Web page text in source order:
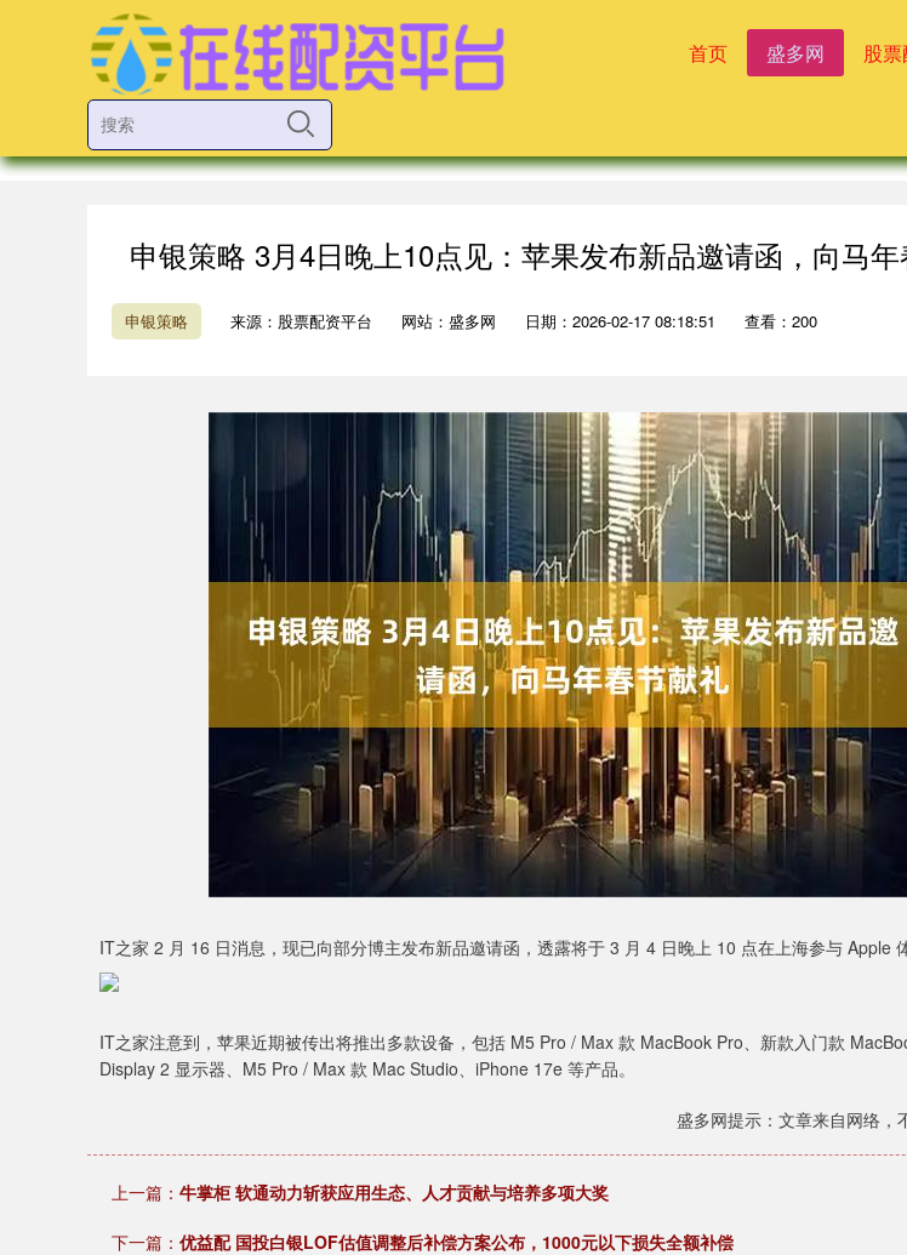
首页 盛多网 股
申银策略 3月4日晚上10点见：苹果发布新品邀请函，向马
申银策略 来源：股票配资平台 网站：盛多网 日期：2026-02-17 08:18:51 查看：200
IT之家 2 月 16 日消息，现已向部分博主发布新品邀请函，透露将于 3 月 4 日晚上 10 点在上海参与 Apple
IT之家注意到，苹果近期被传出将推出多款设备，包括 M5 Pro / Max 款 MacBook Pro、新款入门款
Display 2 显示器、M5 Pro / Max 款 Mac Studio、iPhone 17e 等产品。
盛多网提示：文章来自网络，
上一篇： 牛掌柜 软通动力斩获应用生态、人才贡献与培养多项大奖
下一篇： 优益配 国投白银LOF估值调整后补偿方案公布，1000元以下损失全额补偿
16.39 0.42% 深证成指 14287.15 177.03 1.25%